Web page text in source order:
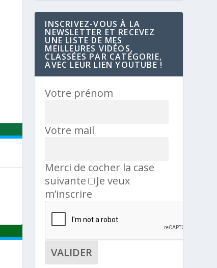
INSCRIVEZ-VOUS À LA
NEWSLETTER ET RECEVEZ
UNE LISTE DE MES
MEILLEURES VIDÉOS,
CLASSÉES PAR CATÉGORIE,
AVEC LEUR LIEN YOUTUBE !
Votre prénom
Votre mail
Merci de cocher la case
suivante
Je veux
m’inscrire